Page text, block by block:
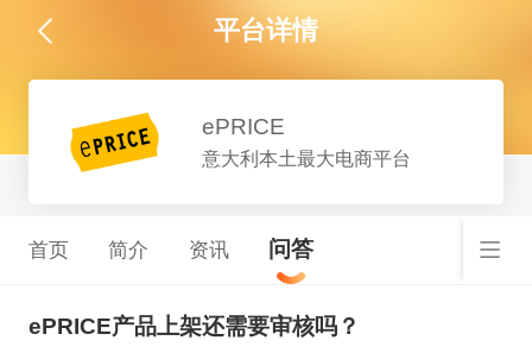
平台详情
ePRICE
意大利本土最大电商平台
首页 简介 资讯 问答
ePRICE产品上架还需要审核吗？